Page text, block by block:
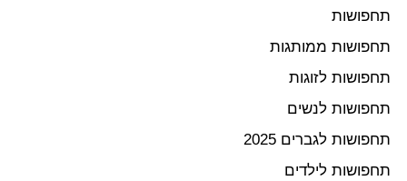
תחפושות
תחפושות ממותגות
תחפושות לזוגות
תחפושות לנשים
תחפושות לגברים 2025
תחפושות לילדים